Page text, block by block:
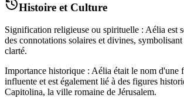
Histoire et Culture
Signification religieuse ou spirituelle : Aélia est
des connotations solaires et divines,
clarté.
Importance historique : Aélia était le nom d'une
influente et est également lié à des figures
Capitolina, la ville romaine de Jérusalem.